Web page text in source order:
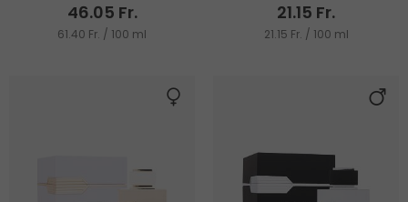
46.05 Fr.
61.40 Fr. / 100 ml
21.15 Fr.
21.15 Fr. / 100 ml